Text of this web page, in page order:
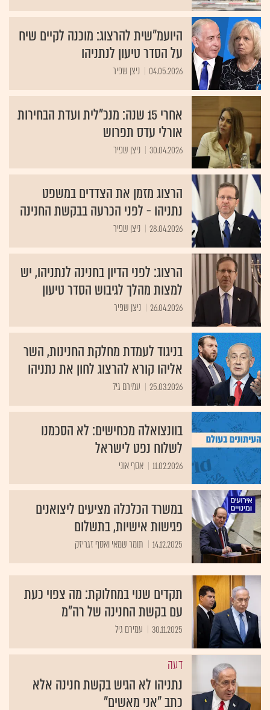
היועמ"שית להרצוג: מוכנה לקיים שיח
על הסדר טיעון לנתניהו
04.05.2026 ניצן שפיר
אחרי 15 שנה: מנכ"לית ועדת הבחירות
אורלי עדס תפרוש
30.04.2026 ניצן שפיר
הרצוג מזמן את הצדדים במשפט
נתניהו - לפני הכרעה בבקשת החנינה
28.04.2026 ניצן שפיר
הרצוג: לפני הדיון בחנינה לנתניהו, יש
למצות מהלך לגיבוש הסדר טיעון
26.04.2026 ניצן שפיר
בניגוד לעמדת מחלקת החנינות, השר
אליהו קורא להרצוג לחון את נתניהו
25.03.2026 עמירם גיל
בוונצואלה מכחישים: לא הסכמנו
לשלוח נפט לישראל
11.02.2026 אסף אוני
במשרד הכלכלה מציעים ליצואנים
פגישות אישיות, בתשלום
14.12.2025 תומר שמאי ואסף זגריזק
תקדים שנוי במחלוקת: מה צפוי כעת
עם בקשת החנינה של רה"מ
30.11.2025 עמירם גיל
דעה
נתניהו לא הגיש בקשת חנינה אלא
כתב "אני מאשים"